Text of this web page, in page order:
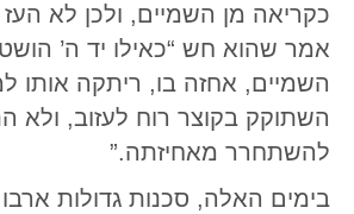
כקריאה מן השמיים, ולכן לא
אמר שהוא חש “כאילו יד ה’
השמיים, אחזה בו, ריתקה אותו
השתוקק בקוצר רוח לעזוב, ולא
להשתחרר מאחיזתה.”
בימים האלה, סכנות גדולות